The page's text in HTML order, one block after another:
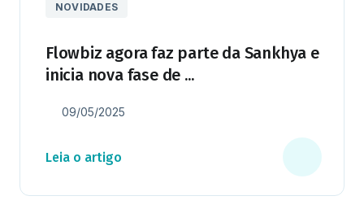
NOVIDADES
Flowbiz agora faz parte da Sankhya e
inicia nova fase de ...
09/05/2025
Leia o artigo